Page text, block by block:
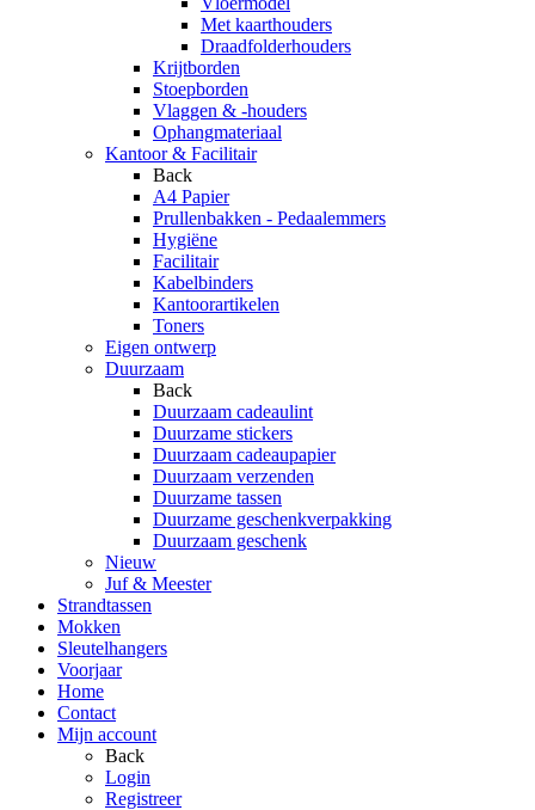
Met kaarthouders
Draadfolderhouders
Krijtborden
Stoepborden
Vlaggen & -houders
Ophangmateriaal
Kantoor & Facilitair
Back
A4 Papier
Prullenbakken - Pedaalemmers
Hygiëne
Facilitair
Kabelbinders
Kantoorartikelen
Toners
Eigen ontwerp
Duurzaam
Back
Duurzaam cadeaulint
Duurzame stickers
Duurzaam cadeaupapier
Duurzaam verzenden
Duurzame tassen
Duurzame geschenkverpakking
Duurzaam geschenk
Nieuw
Juf & Meester
Strandtassen
Mokken
Sleutelhangers
Voorjaar
Home
Contact
Mijn account
Back
Login
Registreer